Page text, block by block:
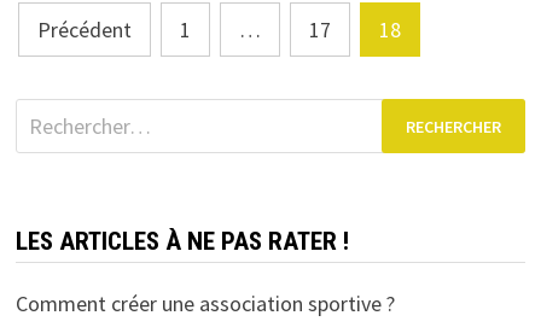
Pagination
des
publications
Précédent 1 … 17 18
Rechercher :
LES ARTICLES À NE PAS RATER !
Comment créer une association sportive ?